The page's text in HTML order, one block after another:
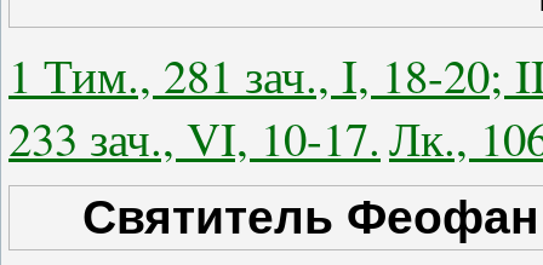
1 Тим., 281 зач., I, 18-20;
233 зач., VI, 10-17.Лк.,
Святитель